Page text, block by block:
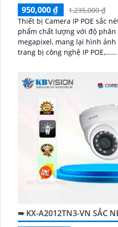
950,000 ₫
1,235,000 ₫
Thiết bị Camera IP POE sắc
phẩm chất lượng với độ
megapixel, mang lại hình ảnh rõ nét.
trang bị công nghệ IP POE,......
➠ KX-A2012TN3-VN SẮC